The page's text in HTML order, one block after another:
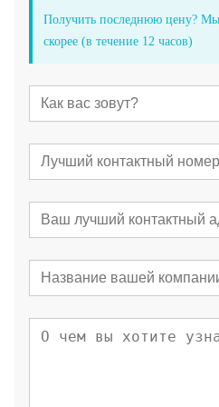
Получить последнюю цену?
скорее (в течение 12 часов)